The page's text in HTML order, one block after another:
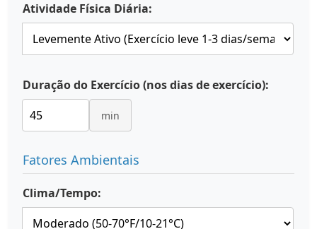
Atividade Física Diária:
Duração do Exercício (nos dias de exercício):
min
Fatores Ambientais
Clima/Tempo: